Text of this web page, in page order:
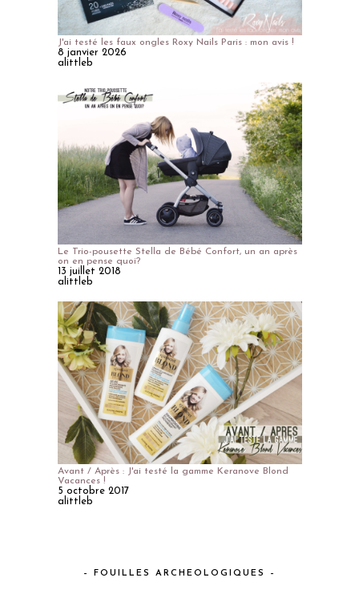
J'ai testé les faux ongles Roxy Nails Paris : mon avis !
8 janvier 2026
alittleb
Le Trio-pousette Stella de Bébé Confort, un an après
on en pense quoi?
13 juillet 2018
alittleb
Avant / Après : J'ai testé la gamme Keranove Blond
Vacances !
5 octobre 2017
alittleb
– FOUILLES ARCHEOLOGIQUES –